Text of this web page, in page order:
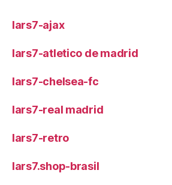
lars7-ajax
lars7-atletico de madrid
lars7-chelsea-fc
lars7-real madrid
lars7-retro
lars7.shop-brasil